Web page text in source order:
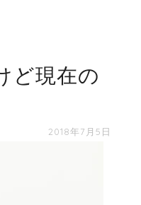
ど現在の
2018年7月5日